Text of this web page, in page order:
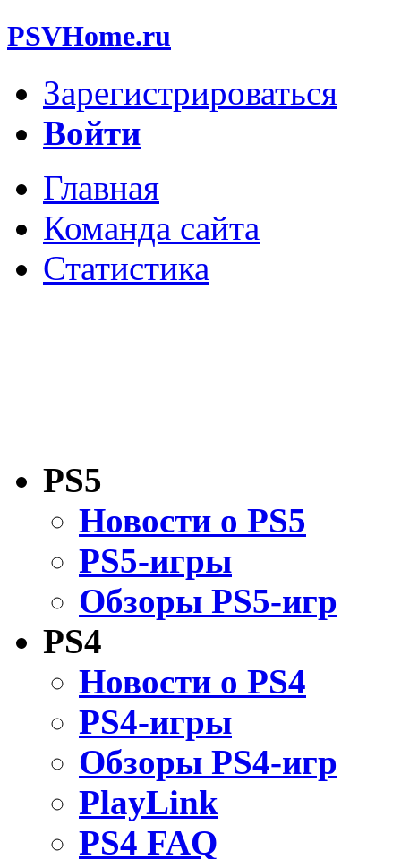
PSVHome.ru
Зарегистрироваться
Войти
Главная
Команда сайта
Статистика
PS5
Новости о PS5
PS5-игры
Обзоры PS5-игр
PS4
Новости о PS4
PS4-игры
Обзоры PS4-игр
PlayLink
PS4 FAQ